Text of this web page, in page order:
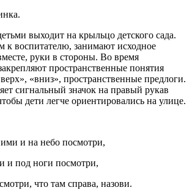
выходит на крыльцо детского сада.
к воспитателю, занимают исходное
руки в стороны. Во время
пространственные понятия
«вниз», пространственные предлоги.
сигнальный значок на правый рукав
дети легче ориентировались на улице.
и на небо посмотри,
и под ноги посмотри,
что там справа, назови.